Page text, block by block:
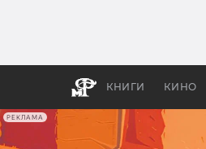
РЕКЛАМА
КНИГИ КИНО